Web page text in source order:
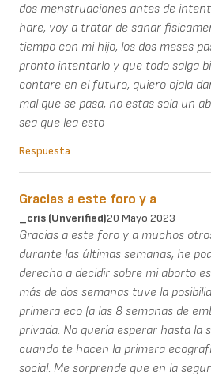
dos menstruaciones antes de
hare, voy a tratar de sanar
tiempo con mi hijo, los dos meses
pronto intentarlo y que todo salga
contare en el futuro, quiero ojala
mal que se pasa, no estas sola un
sea que lea esto
Respuesta
Gracias a este foro y a
_cris (unverified)20 Mayo 2023
Gracias a este foro y a muchos
durante las últimas semanas, he
derecho a decidir sobre mi aborto
más de dos semanas tuve la
primera eco (a las 8 semanas de
privada. No quería esperar hasta la
cuando te hacen la primera
social. Me sorprende que en la